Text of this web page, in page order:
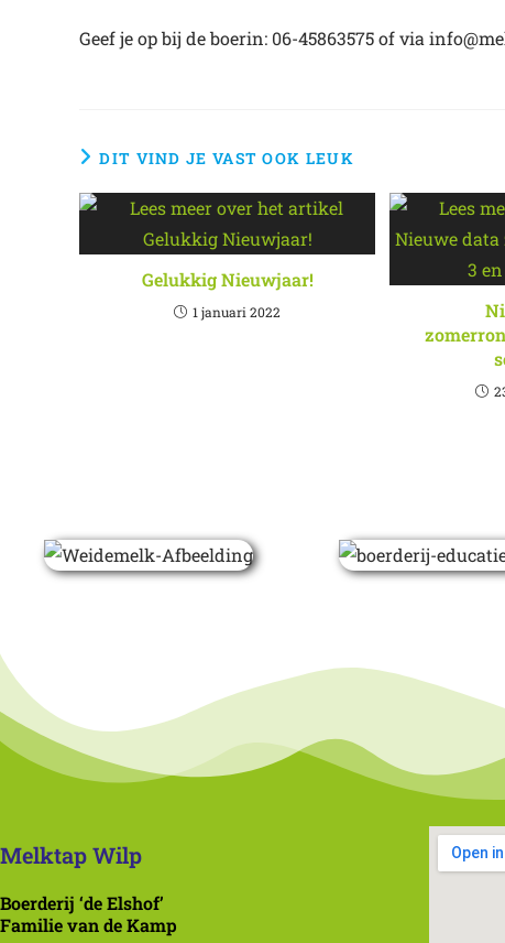
Geef je op bij de boerin: 06-45863575 of via
DIT VIND JE VAST OOK LEUK
Gelukkig Nieuwjaar!
1 januari 2022
Melktap Wilp
Boerderij ‘de Elshof’
Familie van de Kamp